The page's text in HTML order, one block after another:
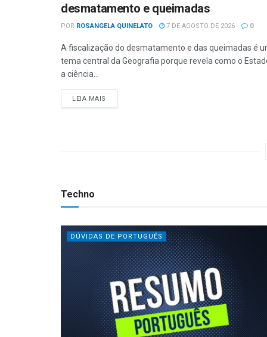
desmatamento e queimadas
POR ROSANGELA QUINELATO 7 DE AGOSTO DE 2026 0
A fiscalização do desmatamento e das queimadas é
tema central da Geografia porque revela como o
a ciência...
LEIA MAIS
Techno
DÚVIDAS DE PORTUGUÊS